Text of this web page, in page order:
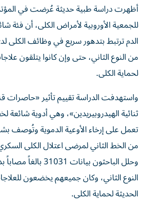
أظهرت دراسة طبية حديثة عُرضت في
للجمعية الأوروبية لأمراض الكلى، أن فئة
الدم ترتبط بتدهور سريع في وظائف
من النوع الثاني، حتى وإن كانوا يتلقون
لحماية الكلى.
واستهدفت الدراسة تقييم تأثير «حاصرات
ثنائية الهيدروبيريدين»، وهي أدوية
تعمل على إرخاء الأوعية الدموية وتُوصف
من الخط الثاني لمرضى اعتلال الكلى
وحلل الباحثون بيانات
النوع الثاني، وكان جميعهم يخضعون
الحديثة لحماية الكلى.